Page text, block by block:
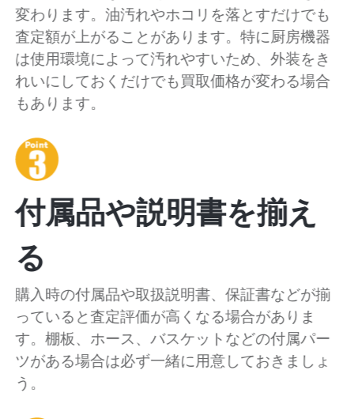
変わります。油汚れやホコリを落とすだけでも
査定額が上がることがあります。特に厨房機器
は使用環境によって汚れやすいため、外装をき
れいにしておくだけでも買取価格が変わる場合
もあります。
付属品や説明書を揃え
る
購入時の付属品や取扱説明書、保証書などが揃
っていると査定評価が高くなる場合がありま
す。棚板、ホース、バスケットなどの付属パー
ツがある場合は必ず一緒に用意しておきましょ
う。